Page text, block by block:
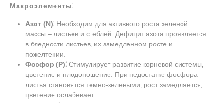
Макроэлементы⁚
Азот (N)⁚ Необходим для активного роста зеленой
массы – листьев и стеблей. Дефицит азота проявляется
в бледности листьев‚ их замедленном росте и
пожелтении.
Фосфор (P)⁚ Стимулирует развитие корневой системы‚
цветение и плодоношение. При недостатке фосфора
листья становятся темно-зелеными‚ рост замедляется‚
цветение ослабевает.